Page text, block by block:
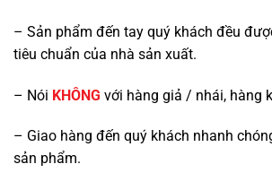
– Sản phẩm đến tay quý khách đều
tiêu chuẩn của nhà sản xuất.
– Nói KHÔNG với hàng giả / nhái, hàng
– Giao hàng đến quý khách nhanh
sản phẩm.